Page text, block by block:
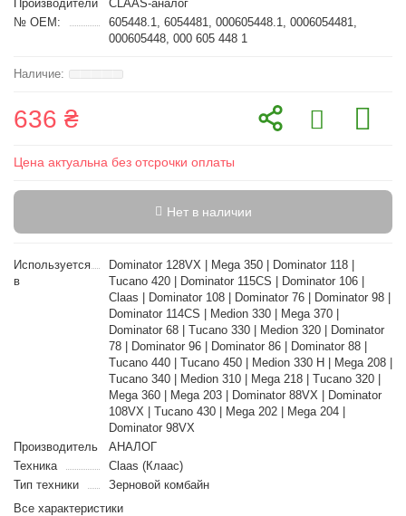
Производители
CLAAS-аналог
№ OEM:
605448.1, 6054481, 000605448.1, 0006054481,
000605448, 000 605 448 1
636 ₴
Цена актуальна без отсрочки оплаты
Нет в наличии
Используется
в
Dominator 128VX | Mega 350 | Dominator 118 |
Tucano 420 | Dominator 115CS | Dominator 106 |
Claas | Dominator 108 | Dominator 76 | Dominator 98 |
Dominator 114CS | Medion 330 | Mega 370 |
Dominator 68 | Tucano 330 | Medion 320 | Dominator
78 | Dominator 96 | Dominator 86 | Dominator 88 |
Tucano 440 | Tucano 450 | Medion 330 H | Mega 208 |
Tucano 340 | Medion 310 | Mega 218 | Tucano 320 |
Mega 360 | Mega 203 | Dominator 88VX | Dominator
108VX | Tucano 430 | Mega 202 | Mega 204 |
Dominator 98VX
Производитель
АНАЛОГ
Техника
Claas (Клаас)
Тип техники
Зерновой комбайн
Все характеристики